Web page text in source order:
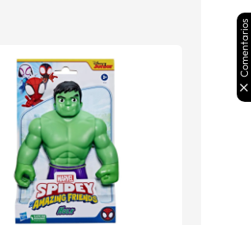
Comentarios